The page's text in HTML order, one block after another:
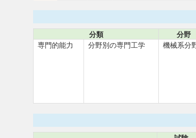
分類 分野
専門的能力
分野別の専門工学 機械系分